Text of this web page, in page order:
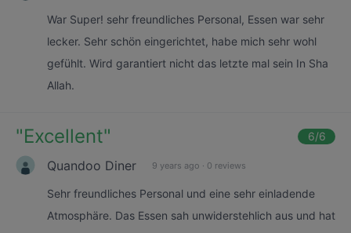
War Super! sehr freundliches Personal, Essen war sehr
lecker. Sehr schön eingerichtet, habe mich sehr wohl
gefühlt. Wird garantiert nicht das letzte mal sein In Sha
Allah.
"Excellent" 6/6
Quandoo Diner 9 years ago · 0 reviews
Sehr freundliches Personal und eine sehr einladende
Atmosphäre. Das Essen sah unwiderstehlich aus und hat